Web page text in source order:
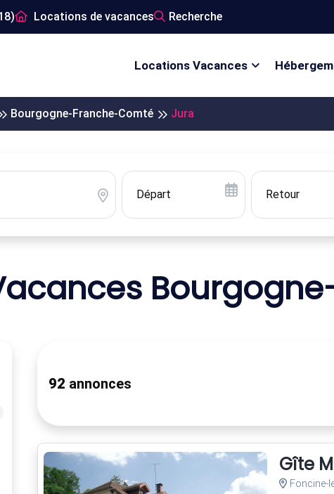
Locations de vacances Recherche
Locations Vacances
Bourgogne-Franche-Comté Jura
92 annonces
Gîte
Foncine-